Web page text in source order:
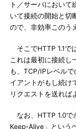
ト／サーバにおい
いて接続の開始と切
ので、非効率このう
そこでHTTP 1.1で
これは最初に接続し
も、TCP/IPレベル
イアントがもし続け
リクエストを送れば
なお、HTTP 1.0で
Keep-Alive」という